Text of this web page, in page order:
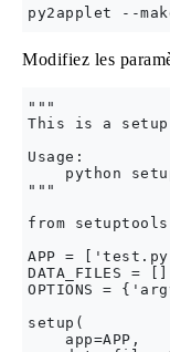
Modifiez les
"""
This is a
Usage:
python
"""
from
APP =
DATA_FILES = []
OPTIONS =
setup(
    app=APP,